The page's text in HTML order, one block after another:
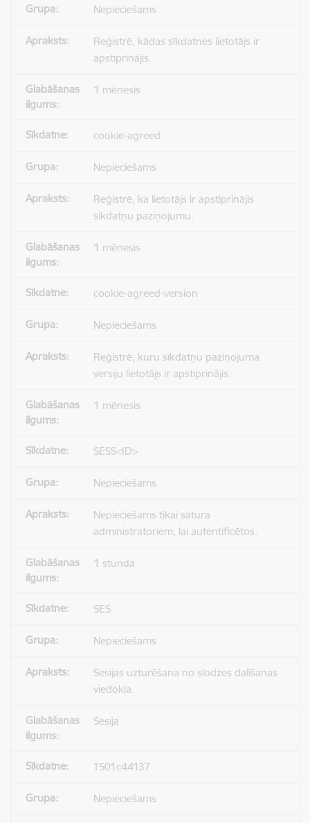
Nepieciešams
Reģistrē, kādas sīkdatnes lietotājs ir
apstiprinājis.
1 mēnesis
cookie-agreed
Nepieciešams
Reģistrē, ka lietotājs ir apstiprinājis
sīkdatņu paziņojumu.
1 mēnesis
cookie-agreed-version
Nepieciešams
Reģistrē, kuru sīkdatņu paziņojuma
versiju lietotājs ir apstiprinājis.
1 mēnesis
SESS<ID>
Nepieciešams
Nepieciešams tikai satura
administratoriem, lai autentificētos.
1 stunda
SES
Nepieciešams
Sesijas uzturēšana no slodzes dalīšanas
viedokļa.
Sesija
TS01c44137
Nepieciešams